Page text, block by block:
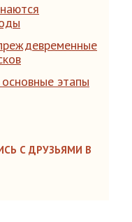
этапы
С ДРУЗЬЯМИ В